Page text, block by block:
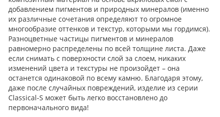
добавлением пигментов и природных минералов (именно
их различные сочетания определяют то огромное
многообразие оттенков и текстур, которыми мы гордимся).
Разноцветные частицы пигментов и минералов
равномерно распределены по всей толщине листа. Даже
если снимать с поверхности слой за слоем, никаких
изменений цвета и текстуры не произойдет – она
останется одинаковой по всему камню. Благодаря этому,
даже после случайных повреждений, изделие из серии
Classical-S может быть легко восстановлено до
первоначального вида!